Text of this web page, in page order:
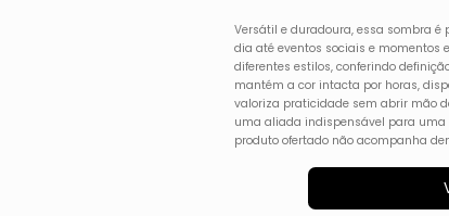
Versátil e duradoura, essa sombra é
dia até eventos sociais e momentos
diferentes estilos, conferindo
mantém a cor intacta por horas,
valoriza praticidade sem abrir mão
uma aliada indispensável para uma
produto ofertado não acompanha